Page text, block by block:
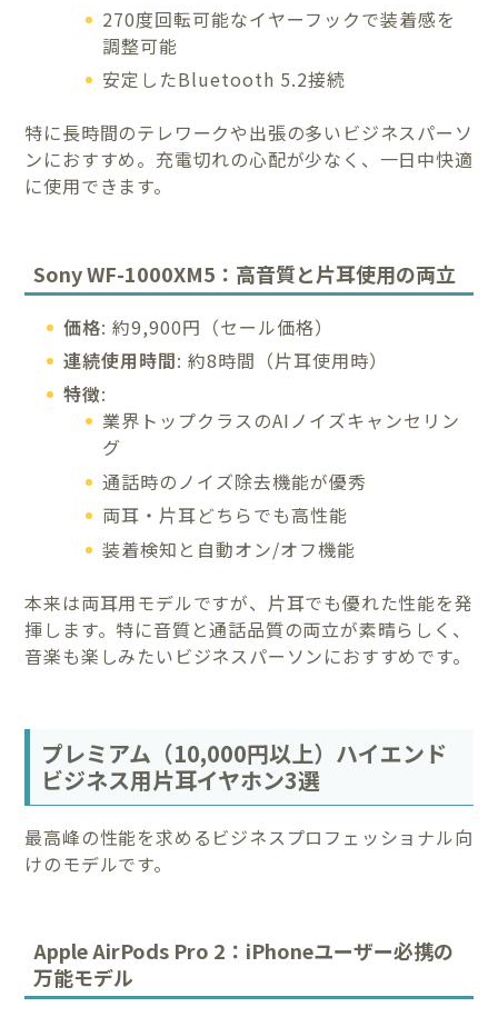
270度回転可能なイヤーフックで装着感を
調整可能
安定したBluetooth 5.2接続
特に長時間のテレワークや出張の多いビジネスパーソ
ンにおすすめ。充電切れの心配が少なく、一日中快適
に使用できます。
Sony WF-1000XM5：高音質と片耳使用の両立
価格: 約9,900円（セール価格）
連続使用時間: 約8時間（片耳使用時）
特徴:
業界トップクラスのAIノイズキャンセリン
グ
通話時のノイズ除去機能が優秀
両耳・片耳どちらでも高性能
装着検知と自動オン/オフ機能
本来は両耳用モデルですが、片耳でも優れた性能を発
揮します。特に音質と通話品質の両立が素晴らしく、
音楽も楽しみたいビジネスパーソンにおすすめです。
プレミアム（10,000円以上）ハイエンド
ビジネス用片耳イヤホン3選
最高峰の性能を求めるビジネスプロフェッショナル向
けのモデルです。
Apple AirPods Pro 2：iPhoneユーザー必携の
万能モデル